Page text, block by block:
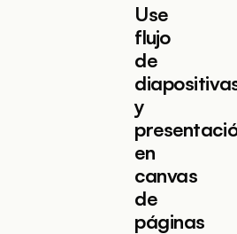
Use
flujo
de
y
en
canvas
de
páginas